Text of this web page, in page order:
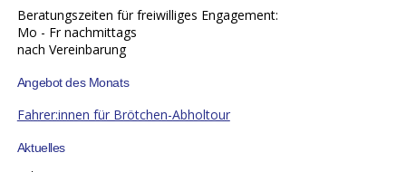
Beratungszeiten für freiwilliges Engagement:
Mo - Fr nachmittags
nach Vereinbarung
Angebot des Monats
Fahrer:innen für Brötchen-Abholtour
Aktuelles